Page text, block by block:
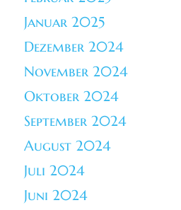
Januar 2025
Dezember 2024
November 2024
Oktober 2024
September 2024
August 2024
Juli 2024
Juni 2024